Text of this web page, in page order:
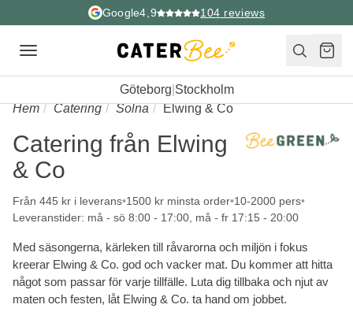
Google4,9 104 reviews
Toggle
Göteborg Stockholm
Hem
Catering Solna Elwing & Co
Catering från Elwing
& Co
Från 445 kr i leverans 1500 kr minsta order 10-2000 pers
Leveranstider: må - sö 8:00 - 17:00, må - fr 17:15 - 20:00
Med säsongerna, kärleken till råvarorna och miljön i fokus
kreerar Elwing & Co. god och vacker mat. Du kommer att hitta
något som passar för varje tillfälle. Luta dig tillbaka och njut av
maten och festen, låt Elwing & Co. ta hand om jobbet.